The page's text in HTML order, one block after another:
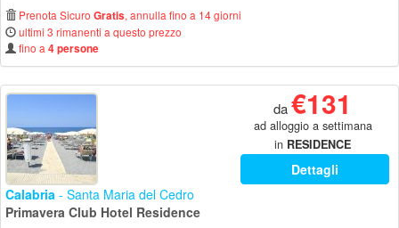
Prenota Sicuro Gratis, annulla fino a 14 giorni
ultimi 3 rimanenti a questo prezzo
fino a 4 persone
da€131
ad alloggio a settimana
in RESIDENCE
Dettagli
Calabria - Santa Maria del Cedro
Primavera Club Hotel Residence